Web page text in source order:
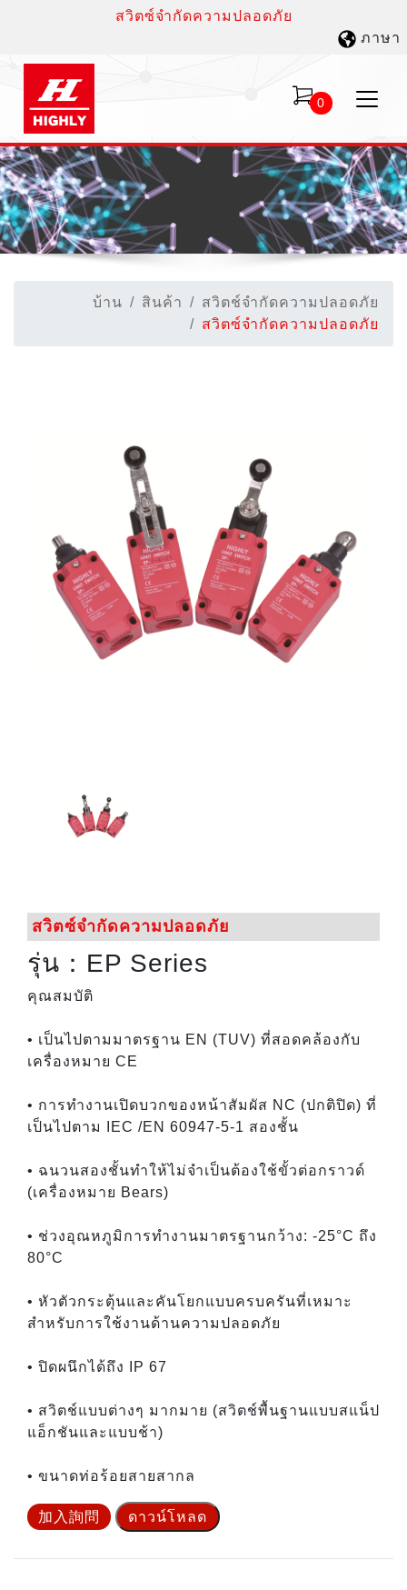
สวิตซ์จำกัดความปลอดภัย
ภาษา
0
บ้าน สินค้า
สวิตช์จำกัดความปลอดภัย
สวิตซ์จำกัดความปลอดภัย
สวิตซ์จำกัดความปลอดภัย
รุ่น：EP Series
คุณสมบัติ
• เป็นไปตามมาตรฐาน EN (TUV) ที่สอดคล้องกับ
เครื่องหมาย CE
• การทำงานเปิดบวกของหน้าสัมผัส NC (ปกติปิด) ที่
เป็นไปตาม IEC /EN 60947-5-1 สองชั้น
• ฉนวนสองชั้นทำให้ไม่จำเป็นต้องใช้ขั้วต่อกราวด์
(เครื่องหมาย Bears)
• ช่วงอุณหภูมิการทำงานมาตรฐานกว้าง: -25°C ถึง
80°C
• หัวตัวกระตุ้นและคันโยกแบบครบครันที่เหมาะ
สำหรับการใช้งานด้านความปลอดภัย
• ปิดผนึกได้ถึง IP 67
• สวิตช์แบบต่างๆ มากมาย (สวิตช์พื้นฐานแบบสแน็ป
แอ็กชันและแบบช้า)
• ขนาดท่อร้อยสายสากล
加入詢問 ดาวน์โหลด